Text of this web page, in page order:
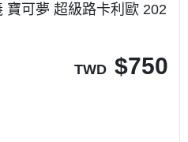
寶可夢 超級路卡利歐 202
TWD $750